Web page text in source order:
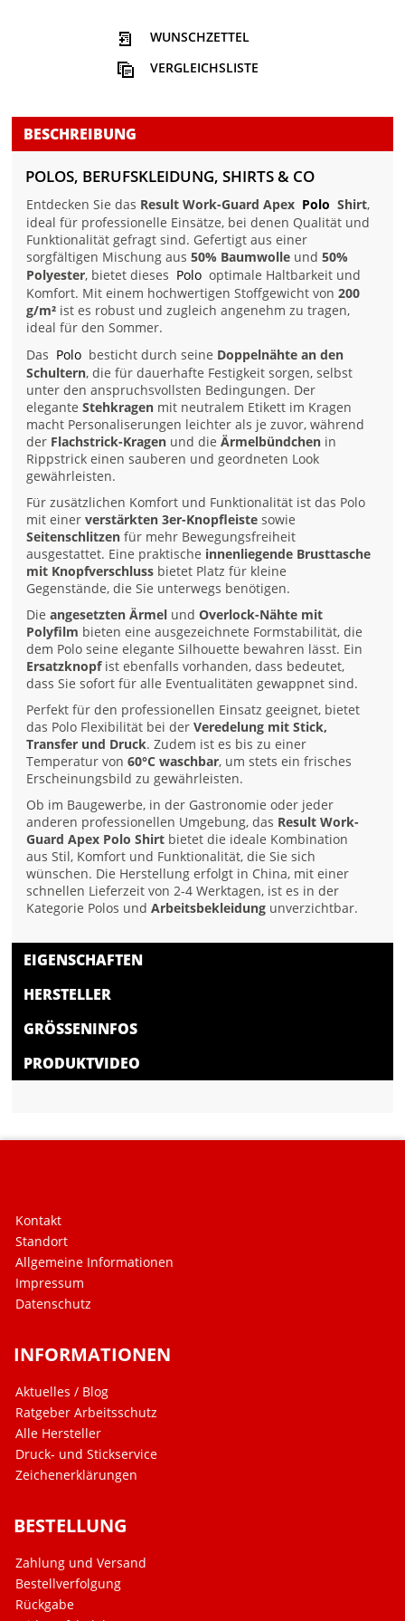
WUNSCHZETTEL
VERGLEICHSLISTE
BESCHREIBUNG
POLOS, BERUFSKLEIDUNG, SHIRTS & CO
Entdecken Sie das Result Work-Guard Apex Polo Shirt,
ideal für professionelle Einsätze, bei denen Qualität und
Funktionalität gefragt sind. Gefertigt aus einer
sorgfältigen Mischung aus50% Baumwolle und50%
Polyester, bietet dieses Polo optimale Haltbarkeit und
Komfort. Mit einem hochwertigen Stoffgewicht von200
g/m² ist es robust und zugleich angenehm zu tragen,
ideal für den Sommer.
Das Polo besticht durch seine Doppelnähte an den
Schultern, die für dauerhafte Festigkeit sorgen, selbst
unter den anspruchsvollsten Bedingungen. Der
eleganteStehkragen mit neutralem Etikett im Kragen
macht Personaliserungen leichter als je zuvor, während
der Flachstrick-Kragen und dieÄrmelbündchen in
Rippstrick einen sauberen und geordneten Look
gewährleisten.
Für zusätzlichen Komfort und Funktionalität ist das Polo
mit einerverstärkten 3er-Knopfleiste sowie
Seitenschlitzen für mehr Bewegungsfreiheit
ausgestattet. Eine praktische innenliegende Brusttasche
mit Knopfverschluss bietet Platz für kleine
Gegenstände, die Sie unterwegs benötigen.
Dieangesetzten Ärmel undOverlock-Nähte mit
Polyfilm bieten eine ausgezeichnete Formstabilität, die
dem Polo seine elegante Silhouette bewahren lässt. Ein
Ersatzknopfist ebenfalls vorhanden, dass bedeutet,
dass Sie sofort für alle Eventualitäten gewappnet sind.
Perfekt für den professionellen Einsatz geeignet, bietet
das Polo Flexibilität bei derVeredelung mit Stick,
Transfer und Druck. Zudem ist es bis zu einer
Temperatur von60°C waschbar, um stets ein frisches
Erscheinungsbild zu gewährleisten.
Ob im Baugewerbe, in der Gastronomie oder jeder
anderen professionellen Umgebung, das Result Work-
Guard Apex Polo Shirt bietet die ideale Kombination
aus Stil, Komfort und Funktionalität, die Sie sich
wünschen. Die Herstellung erfolgt in China, mit einer
schnellen Lieferzeit von 2-4 Werktagen, ist es in der
Kategorie Polos undArbeitsbekleidung unverzichtbar.
EIGENSCHAFTEN
HERSTELLER
GRÖSSENINFOS
PRODUKTVIDEO
Kontakt
Standort
Allgemeine Informationen
Impressum
Datenschutz
INFORMATIONEN
Aktuelles / Blog
Ratgeber Arbeitsschutz
Alle Hersteller
Druck- und Stickservice
Zeichenerklärungen
BESTELLUNG
Zahlung und Versand
Bestellverfolgung
Rückgabe